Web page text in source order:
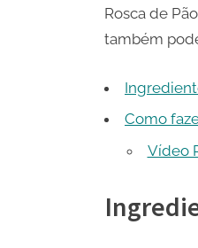
Rosca de
também
Como
Vídeo